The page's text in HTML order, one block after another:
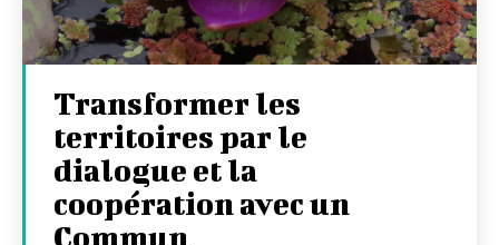
Transformer les
territoires par le
dialogue et la
coopération avec un
Commun